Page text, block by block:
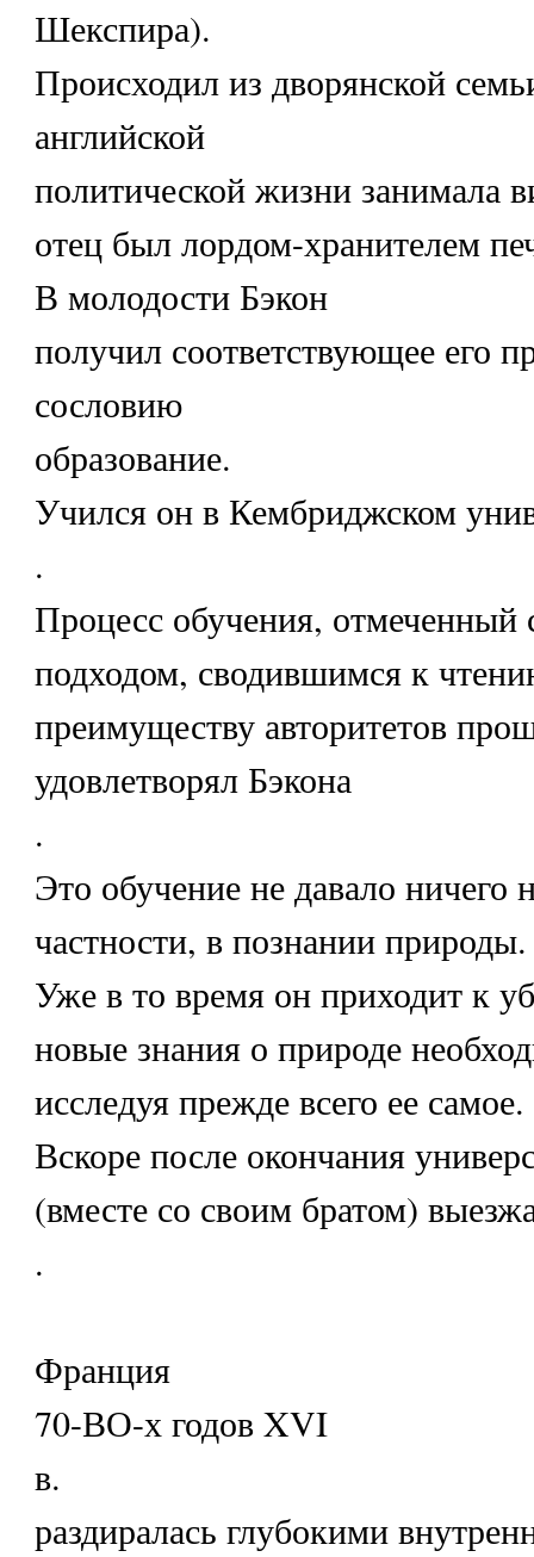
Шекспира).
Происходил из дворянской
английской
политической жизни занимала
отец был лордом-хранителем
В молодости Бэкон
получил соответствующее его
сословию
образование.
Учился он в Кембриджском
.
Процесс обучения, отмеченный
подходом, сводившимся к
преимуществу авторитетов
удовлетворял Бэкона
.
Это обучение не давало ничего
частности, в познании природы.
Уже в то время он приходит к
новые знания о природе
исследуя прежде всего ее самое.
Вскоре после окончания
(вместе со своим братом)
.
Франция
70-ВО-х годов XVI
в.
раздиралась глубокими